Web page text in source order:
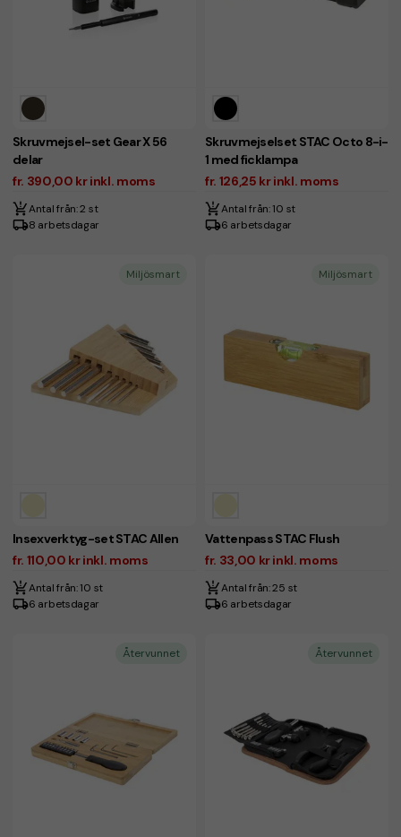
Skruvmejsel-set Gear X 56
delar
fr. 390,00 kr inkl. moms
Antal från: 2 st
8 arbetsdagar
Skruvmejselset STAC Octo 8-i-
1 med ficklampa
fr. 126,25 kr inkl. moms
Antal från: 10 st
6 arbetsdagar
Miljösmart
Insexverktyg-set STAC Allen
fr. 110,00 kr inkl. moms
Antal från: 10 st
6 arbetsdagar
Miljösmart
Vattenpass STAC Flush
fr. 33,00 kr inkl. moms
Antal från: 25 st
6 arbetsdagar
Återvunnet Återvunnet